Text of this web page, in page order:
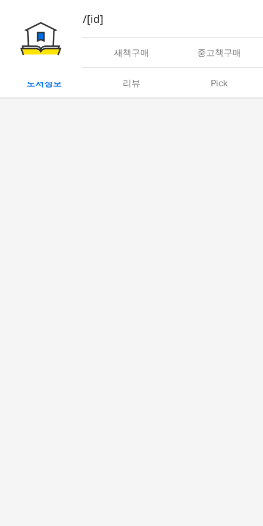
book/rent/[id]
대여 새책구매 중고책구매
도서정보 리뷰 Pick